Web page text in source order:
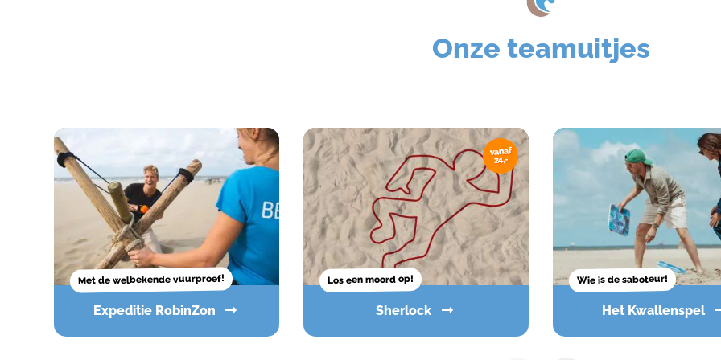
Onze teamuitjes
Met de welbekende vuurproef!
Expeditie RobinZon
vanaf
24,-
Los een moord op!
Sherlock
Wie is de saboteur!
Het Kwallenspel